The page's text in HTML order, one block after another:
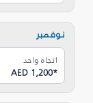
نوفمبر
اتجاه واحد
AED 1,200*